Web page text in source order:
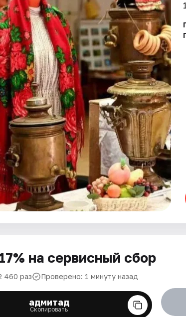
на сервисный сбор
460 раз Проверено: 1 минуту назад
адмитад
Скопировать